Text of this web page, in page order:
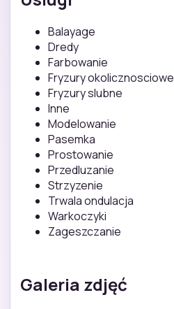
Balayage
Dredy
Farbowanie
Fryzury okolicznosciowe
Fryzury slubne
Inne
Modelowanie
Pasemka
Prostowanie
Przedluzanie
Strzyzenie
Trwala ondulacja
Warkoczyki
Zageszczanie
Galeria zdjęć